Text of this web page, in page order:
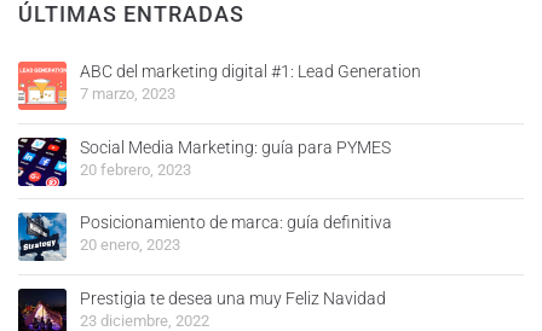
ÚLTIMAS ENTRADAS
ABC del marketing digital #1: Lead Generation
7 marzo, 2023
Social Media Marketing: guía para PYMES
20 febrero, 2023
Posicionamiento de marca: guía definitiva
20 enero, 2023
Prestigia te desea una muy Feliz Navidad
23 diciembre, 2022